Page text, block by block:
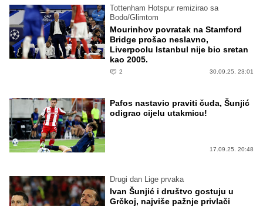
Tottenham Hotspur remizirao sa
Bodo/Glimtom
Mourinhov povratak na Stamford
Bridge prošao neslavno,
Liverpoolu Istanbul nije bio sretan
kao 2005.
2 30.09.25. 23:01
Pafos nastavio praviti čuda, Šunjić
odigrao cijelu utakmicu!
17.09.25. 20:48
Drugi dan Lige prvaka
Ivan Šunjić i društvo gostuju u
Grčkoj, najviše pažnje privlači